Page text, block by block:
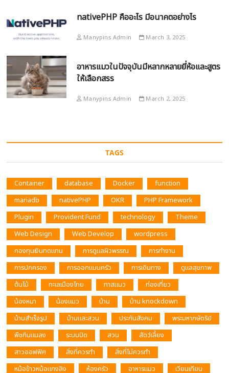
nativePHP คืออะไร มีอนาคตอย่างไร
Manypins Admin March 3, 2025
อาหารแมวในปัจจุบันมีหลากหลายยี่ห้อและสูตร
ให้เลือกสรร
Manypins Admin March 2, 2025
TAGS
Container database Docker
function
mariadb
nativePHP OKR
PHP Framework
Plugin
Provident Fund technology
Theme
Web Design
Web Develop
wordpress
กองทุนเงินทดแทน
การดูแลผิวพรรณ
การทำงาน
การปกครอง
การออกแบบครัว การเดินทาง
ดูแลสุขภาพ
ต้นไม้
ทะเลเมืองไทย ทาสแมว
ท่องเที่ยว
น้องหมา
น้องแมว บ้าน
บ้าน knockdown
บ้านสำเร็จรูป
บ้านและสวน ประกันสังคม
พระมหากษัตริย์
พืชกินแมลง
ระบบปิด สวน
สัตว์เลี้ยง
สาวออฟฟิศ
สิ่งที่ควรทำ
สิ่งที่ไม่ควรทำ
หม้อข้าวหม้อแกงลิง
ห้องครัว อาหารแมว เวียนเทียน